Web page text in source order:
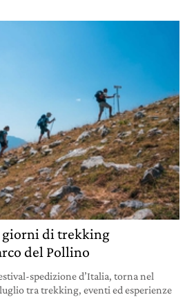
giorni di trekking
del Pollino
spedizione d’Italia, torna nel
tra trekking, eventi ed esperienze